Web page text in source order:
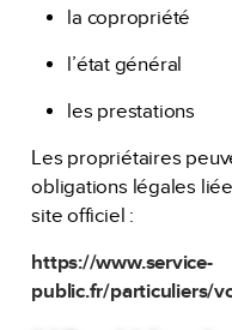
la copropriété
l’état général
les prestations
Les propriétaires
obligations légales
site officiel :
https://www.service-
public.fr/particuliers/